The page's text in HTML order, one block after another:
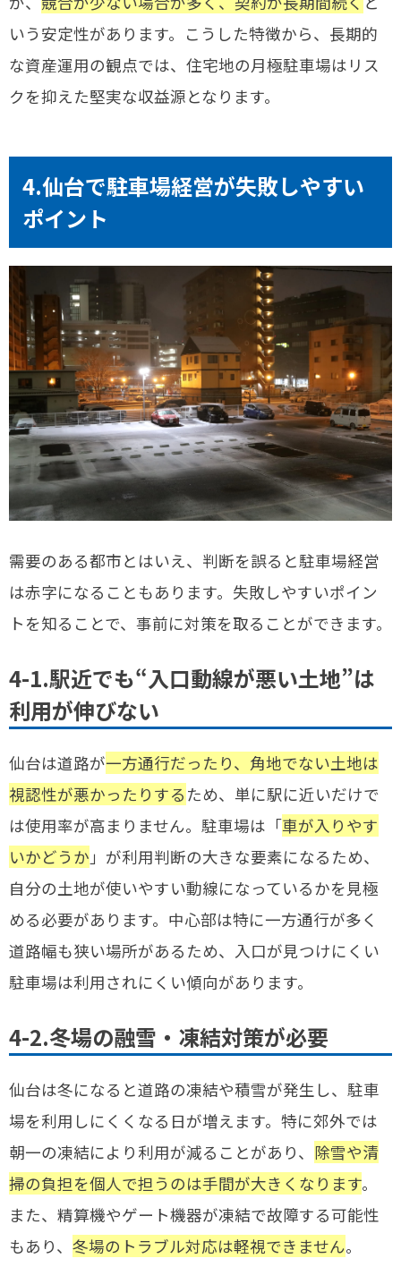
いう安定性があります。こうした特徴から、長期的
な資産運用の観点では、住宅地の月極駐車場はリス
クを抑えた堅実な収益源となります。
4.仙台で駐車場経営が失敗しやすい
ポイント
需要のある都市とはいえ、判断を誤ると駐車場経営
は赤字になることもあります。失敗しやすいポイン
トを知ることで、事前に対策を取ることができます。
4-1.駅近でも“入口動線が悪い土地”は
利用が伸びない
仙台は道路が一方通行だったり、角地でない土地は
視認性が悪かったりする ため、単に駅に近いだけで
は使用率が高まりません。駐車場は「車が入りやす
いかどうか」が利用判断の大きな要素になるため、
自分の土地が使いやすい動線になっているかを見極
める必要があります。中心部は特に一方通行が多く
道路幅も狭い場所があるため、入口が見つけにくい
駐車場は利用されにくい傾向があります。
4-2.冬場の融雪・凍結対策が必要
仙台は冬になると道路の凍結や積雪が発生し、駐車
場を利用しにくくなる日が増えます。特に郊外では
朝一の凍結により利用が減ることがあり、 除雪や清
掃の負担を個人で担うのは手間が大きくなります。
また、精算機やゲート機器が凍結で故障する可能性
もあり、 冬場のトラブル対応は軽視できません。